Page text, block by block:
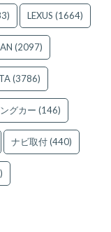
LEXUS (1664)
(2097)
(3786)
グカー (146)
ナビ取付(440)